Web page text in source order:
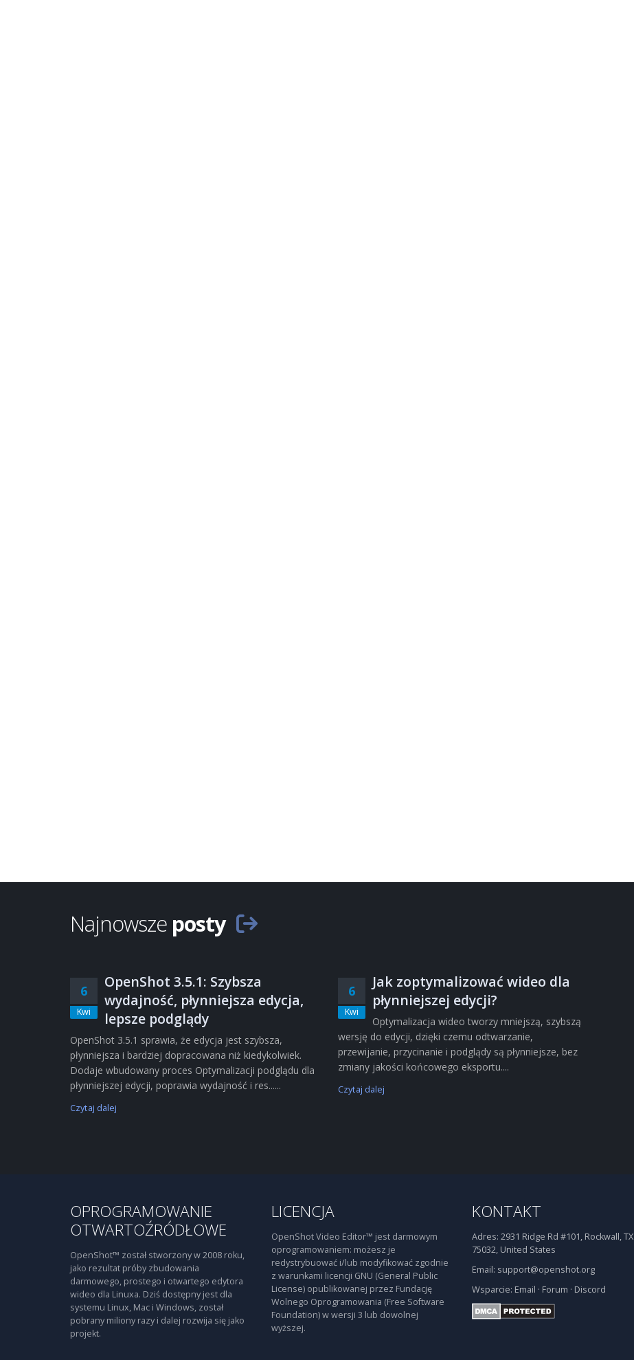
Najnowsze posty
6
Kwi
OpenShot 3.5.1: Szybsza
wydajność, płynniejsza edycja,
lepsze podglądy
OpenShot 3.5.1 sprawia, że edycja jest szybsza,
płynniejsza i bardziej dopracowana niż kiedykolwiek.
Dodaje wbudowany proces Optymalizacji podglądu dla
płynniejszej edycji, poprawia wydajność i res......
Czytaj dalej
6
Kwi
Jak zoptymalizować wideo dla
płynniejszej edycji?
Optymalizacja wideo tworzy mniejszą, szybszą
wersję do edycji, dzięki czemu odtwarzanie,
przewijanie, przycinanie i podglądy są płynniejsze, bez
zmiany jakości końcowego eksportu....
Czytaj dalej
OPROGRAMOWANIE
OTWARTOŹRÓDŁOWE
OpenShot™ został stworzony w 2008 roku,
jako rezultat próby zbudowania
darmowego, prostego i otwartego edytora
wideo dla Linuxa. Dziś dostępny jest dla
systemu Linux, Mac i Windows, został
pobrany miliony razy i dalej rozwija się jako
projekt.
LICENCJA
OpenShot Video Editor™ jest darmowym
oprogramowaniem: możesz je
redystrybuować i/lub modyfikować zgodnie
z warunkami licencji GNU (General Public
License) opublikowanej przez Fundację
Wolnego Oprogramowania (Free Software
Foundation) w wersji 3 lub dowolnej
wyższej.
KONTAKT
Adres: 2931 Ridge Rd #101, Rockwall, TX
75032, United States
Email: support@openshot.org
Wsparcie: Email · Forum · Discord